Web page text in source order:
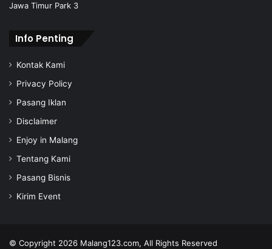
s
Jawa Timur Park 3
Info Penting
Kontak Kami
Privacy Policy
Pasang Iklan
Disclaimer
Enjoy in Malang
Tentang Kami
Pasang Bisnis
Kirim Event
© Copyright 2026 Malang123.com, All Rights Reserved